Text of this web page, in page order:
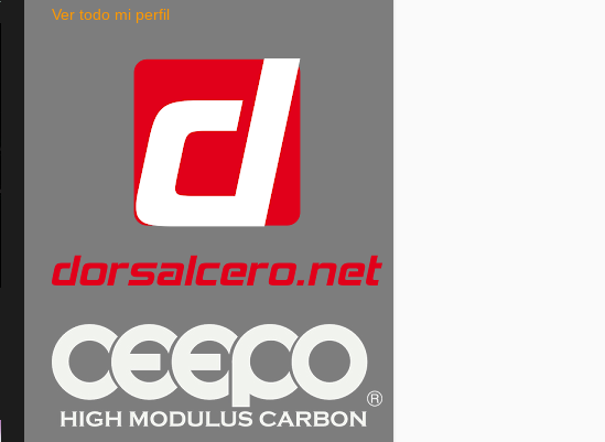
Ver todo mi perfil